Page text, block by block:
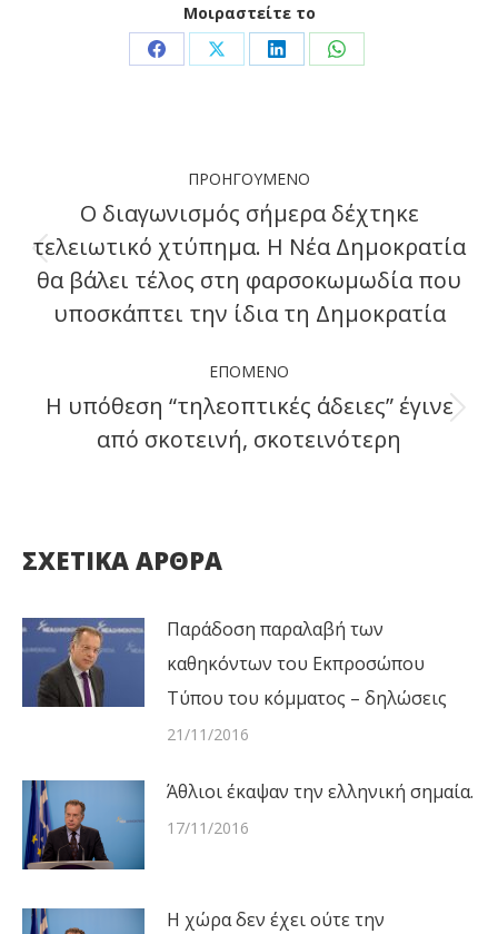
Μοιραστείτε το
Share Share Share Share
navigation
ΠΡΟΗΓΟΎΜΕΝΟ
Previous
post:
Ο διαγωνισμός σήμερα δέχτηκε
τελειωτικό χτύπημα. Η Νέα Δημοκρατία
θα βάλει τέλος στη φαρσοκωμωδία που
υποσκάπτει την ίδια τη Δημοκρατία
ΕΠΌΜΕΝΟ
Next
H υπόθεση “τηλεοπτικές άδειες” έγινε
από σκοτεινή, σκοτεινότερη
ΣΧΕΤΙΚΑ ΑΡΘΡΑ
Παράδοση παραλαβή των
καθηκόντων του Εκπροσώπου
Τύπου του κόμματος – δηλώσεις
21/11/2016
Άθλιοι έκαψαν την ελληνική σημαία.
17/11/2016
Η χώρα δεν έχει ούτε την